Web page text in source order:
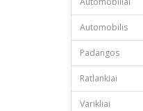
Automobilis
Padangos
Ratlankiai
Varikliai